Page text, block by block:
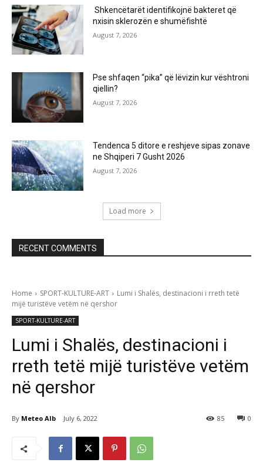
Shkencëtarët identifikojnë bakteret që
nxisin sklerozën e shumëfishtë
August 7, 2026
Pse shfaqen “pika” që lëvizin kur vështroni
qiellin?
August 7, 2026
Tendenca 5 ditore e reshjeve sipas zonave
ne Shqiperi 7 Gusht 2026
August 7, 2026
Load more
RECENT COMMENTS